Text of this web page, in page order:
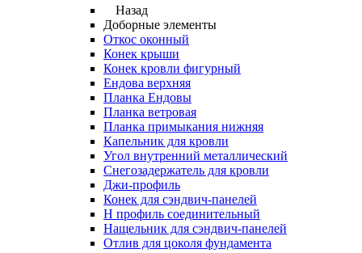
Назад
Доборные элементы
Откос оконный
Конек крыши
Конек кровли фигурный
Ендова верхняя
Планка Ендовы
Планка ветровая
Планка примыкания нижняя
Капельник для кровли
Угол внутренний металлический
Снегозадержатель для кровли
Джи-профиль
Конек для сэндвич-панелей
Н профиль соединительный
Нащельник для сэндвич-панелей
Отлив для цоколя фундамента